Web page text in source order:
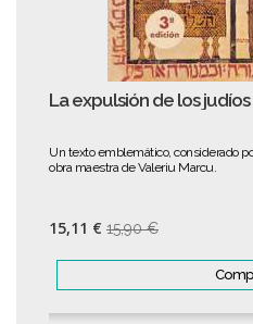
La expulsión de los
Un texto emblemático, considerado
obra maestra de Valeriu Marcu.
15,11 € 15,90 €